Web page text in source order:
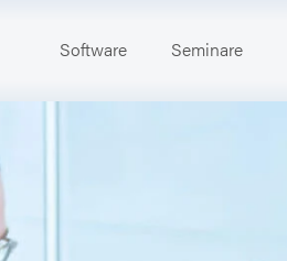
Software Seminare